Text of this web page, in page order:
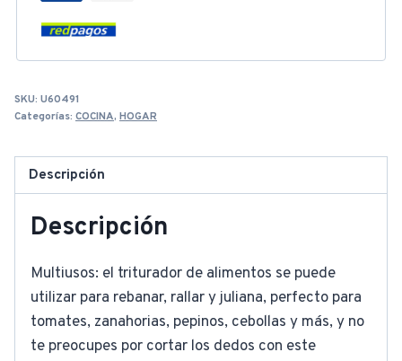
SKU: U60491
Categorías: COCINA, HOGAR
Descripción
Descripción
Multiusos: el triturador de alimentos se puede
utilizar para rebanar, rallar y juliana, perfecto para
tomates, zanahorias, pepinos, cebollas y más, y no
te preocupes por cortar los dedos con este